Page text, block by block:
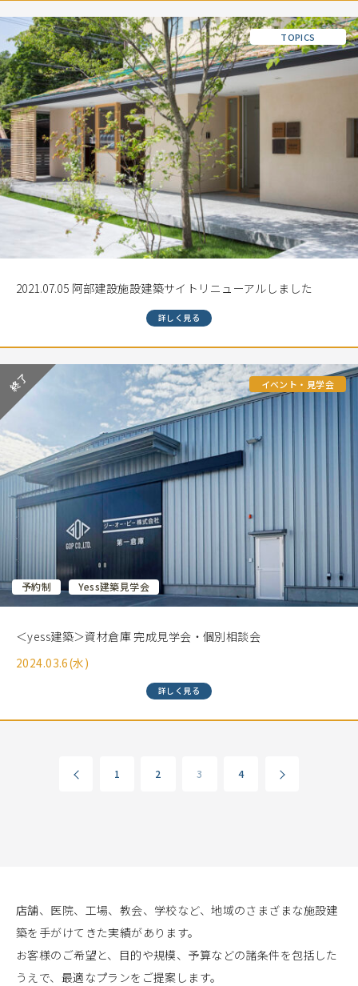
TOPICS
2021.07.05 阿部建設施設建築サイトリニューアルしました
詳しく見る
予約制 Yess建築見学会
イベント・見学会
＜yess建築＞資材倉庫 完成見学会・個別相談会
2024.03.6(水)
詳しく見る
1 2 3 4
店舗、医院、工場、教会、学校など、地域のさまざまな施設建
築を手がけてきた実績があります。
お客様のご希望と、目的や規模、予算などの諸条件を包括した
うえで、最適なプランをご提案します。